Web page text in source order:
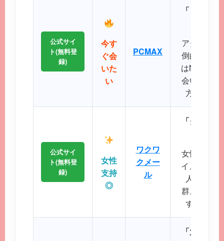
公式サイ
ト(無料登
録)
今す
ぐ会
いた
い
PCMAX
「リアル
アクティ
倒的で、
はNo.1で
会いたい
方に最適
公式サイ
ト(無料登
録)
女性
支持
◎
ワクワ
クメー
ル
「クリー
女性誌に
イメージ
人サポー
群。初め
すい操作
「大人の